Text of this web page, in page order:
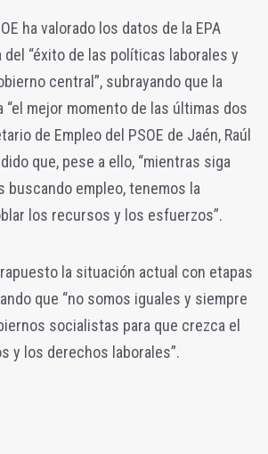
ha valorado los datos de la EPA
“éxito de las políticas laborales y
central”, subrayando que la
“el mejor momento de las últimas dos
de Empleo del PSOE de Jaén, Raúl
que, pese a ello, “mientras siga
buscando empleo, tenemos la
los recursos y los esfuerzos”.
la situación actual con etapas
que “no somos iguales y siempre
socialistas para que crezca el
y los derechos laborales”.